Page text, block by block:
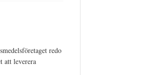
redo
att leverera